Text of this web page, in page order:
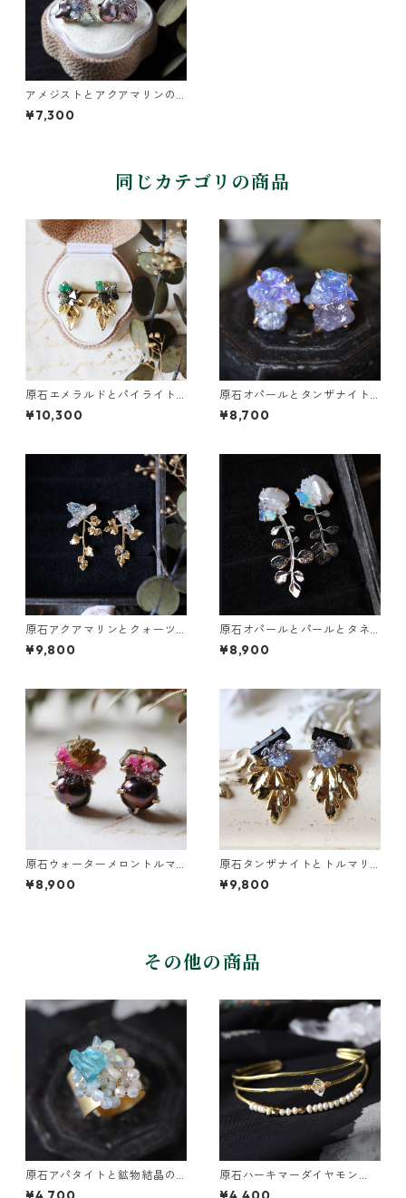
アメジストとアクアマリンの
ピアス
¥7,300
同じカテゴリの商品
原石エメラルドとパイライト
とクレマチスの葉ピアス
¥10,300
原石オパールとタンザナイト
のピアス
¥8,700
原石アクアマリンとクォーツ
とカニクサの葉ピアス
¥9,800
原石オパールとパールとタネ
ツケバナの葉ピアス
¥8,900
原石ウォーターメロントルマ
リンとパールのピアス
¥8,900
原石タンザナイトとトルマリ
ンとクレマチスの葉ピアス
¥9,800
その他の商品
原石アパタイトと鉱物結晶の
真鍮幅広イヤーカフ
原石ハーキマーダイヤモン
ド・パールの3連バングル